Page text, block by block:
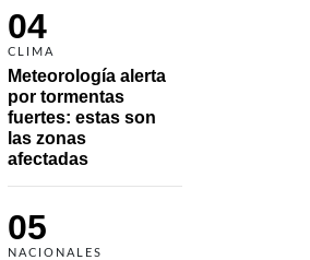
04
CLIMA
Meteorología alerta
por tormentas
fuertes: estas son
las zonas
afectadas
05
NACIONALES